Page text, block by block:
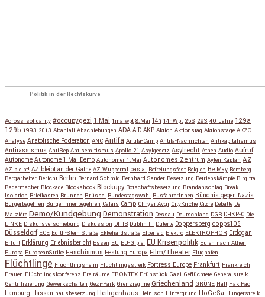
Politik in der Rechtskurve
#cross_solidarity #occupygezi 1.Mai 1maiwpt 8.Mai 14n 14nWpt 25S 29S 40 Jahre 129a
129b 1993 2013 Abahlali Abschiebungen ADA AfD AKP Aktion Aktionstag Aktionstage AKZO
Analyse Anatolische Föderation ANC Antifa Antifa-Camp Antifa-Nachrichten Antikapitalismus
Antirassismus AntiRep Antisemitismus Apollo 21 Asylgesetz Asylrecht Athen Audio Aufruf
Autonome Autonome 1.Mai Demo Autonomer 1.Mai Autonomes Zentrum Ayten Kaplan AZ
AZ bleibt! AZ bleibt an der Gathe AZ Wuppertal basta! Befreiungsfest Belgien Be May Bemberg
Bergarbeiter Bericht Berlin Bernard Schmid Bernhard Sander Besetzung Betriebskämpfe Birgitta
Radermacher Blockade Blockshock Blockupy Botschaftsbesetzung Brandanschlag Break
Isolation Briefkasten Brunnen Brüssel Bundestagswahl BusfahrerInnen Bündnis gegen Nazis
Bürgerbegehren BürgerInnenbegehren Calais Camp Chrysi Avgi CityKirche Cizre Debatte De
Maiziére Demo/Kundgebung Demonstration Dessau Deutschland DGB DHKP-C Die
LINKE Diskursverschiebung Diskussion DITIB Dublin III Duterte Döppersberg döpps105
Düsseldorf ECE Edith-Stein Straße Ekkehardstraße Elberfeld Elektro ELEKTROPHOR Erdogan
Erfurt Erklärung Erlebnisbericht Essen EU EU-Gipfel EU-Krisenpolitik Eulen nach Athen
Europa EuropeanStrike Faschismus Festung Europa Film/Theater Flughafen
Flüchtlinge Flüchtlingsheim Flüchtlingsstreik Fortress Europe Frankfurt Frankreich
Frauen-Flüchtlingskonferenz Freiräume FRONTEX Frühstück Gazi Geflüchtete Generalstreik
Gentrifizierung Gewerkschaften Gezi-Park Grenzregime Griechenland GRÜNE Haft Hak Pao
Hamburg Hassan hausbesetzung Heiligenhaus Heinisch Hintergrund HoGeSa Hungerstreik